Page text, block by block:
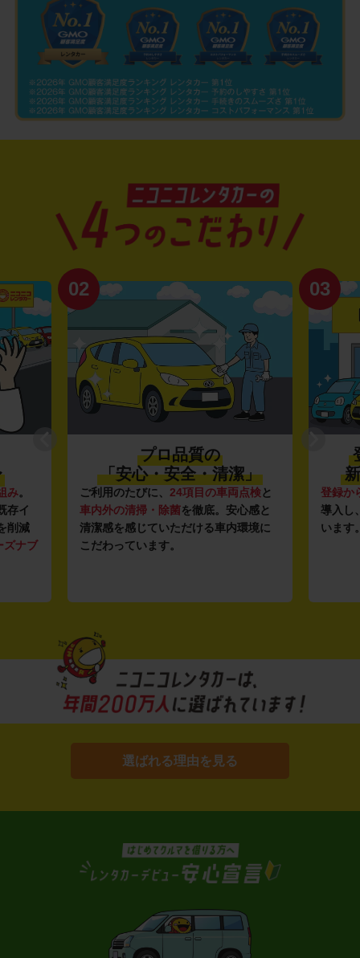
み。
存イ
削減
ズナブ
02
プロ品質の
「安心・安全・清潔」
ご利用のたびに、 24項目の車両点検と
車内外の清掃・除菌を徹底。安心感と
清潔感を感じていただける車内環境に
こだわっています。
03
登録か
導入し
います
選ばれる理由を見る